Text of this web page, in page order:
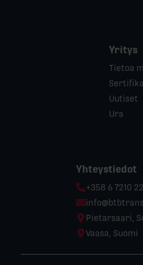
Yritys
Tietoa
Uutiset
Ura
Yhteystiedot
Phone:
+358 6 7210
Email:
Location:
Pietarsaari,
Location:
Vaasa, Suomi